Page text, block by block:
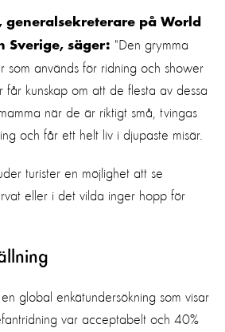
generalsekreterare på World
Sverige, säger: "Den grymma
som används för ridning och shower
får kunskap om att de flesta av dessa
när de är riktigt små, tvingas
och får ett helt liv i djupaste misär.
turister en möjlighet att se
eller i det vilda inger hopp för
global enkätundersökning som visar
var acceptabelt och 40%